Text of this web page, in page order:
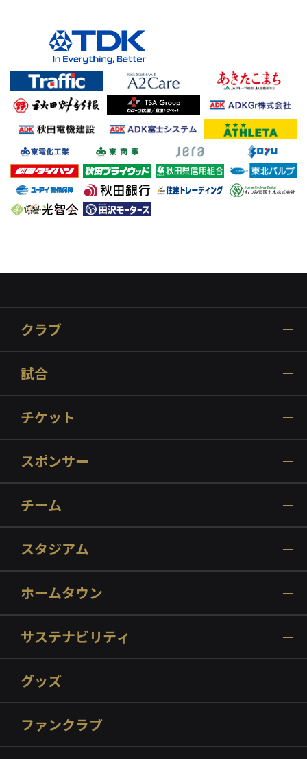
クラブ
試合
チケット
スポンサー
チーム
スタジアム
ホームタウン
サステナビリティ
グッズ
ファンクラブ